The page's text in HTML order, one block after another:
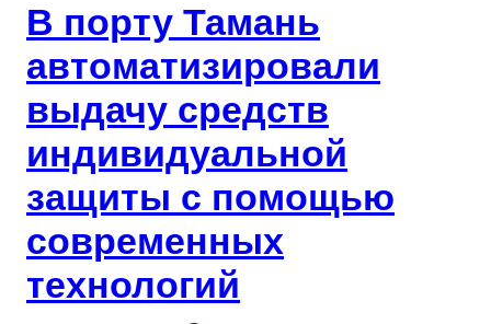
В порту Тамань
автоматизировали
выдачу средств
индивидуальной
защиты с помощью
современных
технологий